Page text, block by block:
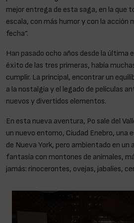
mejor entrega de esta saga, en la que
escala, con más humor y con la acción
fecha”.
Han pasado ocho años desde la última
éxito de las tres primeras, había
cumplir. La principal, encontrar un
a la nostalgia y el legado de películas
nuevos y divertidos elementos.
En esta nueva aventura, Po sale del
un nuevo entorno, Ciudad Enebro, una
de Nueva York, pero ambientado en un
fantasía con montones de animales,
jamás: rinocerontes, ovejas, jabalíes,